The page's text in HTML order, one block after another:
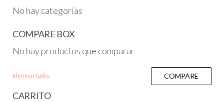
No hay categorías
COMPARE BOX
No hay productos que comparar
Eliminar todos COMPARE
CARRITO